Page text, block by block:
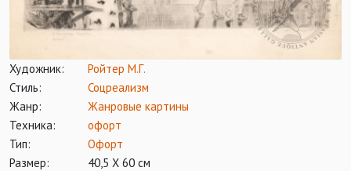
Художник:
Ройтер М.Г.
Стиль:
Соцреализм
Жанр:
Жанровые картины
Техника:
офорт
Тип:
Офорт
Размер:
40,5 Х 60 см